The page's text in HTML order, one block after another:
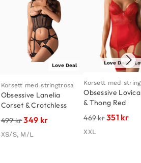
Love Deal
Korsett med stringtrosa
Obsessive Lanelia
Corset & Crotchless
499kr349 kr
XS/S, M/L
Love Deal
Korsett med
Obsessive
& Thong Red
469kr351 kr
XXL